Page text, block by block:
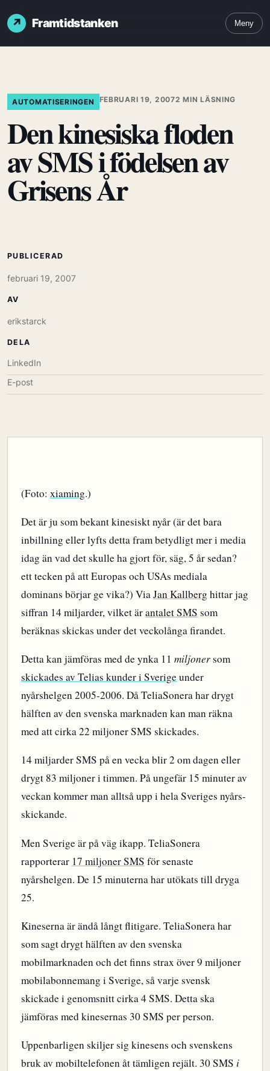
Framtidstanken Meny
AUTOMATISERINGEN FEBRUARI 19, 20072 MIN LÄSNING
Den kinesiska floden
av SMS i födelsen av
Grisens År
(Foto: xiaming.)
Det är ju som bekant kinesiskt nyår (är det bara
inbillning eller lyfts detta fram betydligt mer i media
idag än vad det skulle ha gjort för, säg, 5 år sedan?
ett tecken på att Europas och USAs mediala
dominans börjar ge vika?) ViaJan Kallberg hittar jag
siffran 14 miljarder, vilket ärantalet SMS som
beräknas skickas under det veckolånga firandet.
Detta kan jämföras med de ynka 11 miljonersom
skickades av Telias kunder i Sverigeunder
nyårshelgen 2005-2006. Då TeliaSonera har drygt
hälften av den svenska marknaden kan man räkna
med att cirka 22 miljoner SMS skickades.
14 miljarder SMS på en vecka blir 2 om dagen eller
drygt 83 miljoner i timmen. På ungefär 15 minuter av
veckan kommer man alltså upp i hela Sveriges nyårs-
skickande.
Men Sverige är på väg ikapp. TeliaSonera
rapporterar 17 miljoner SMS för senaste
nyårshelgen. De 15 minuterna har utökats till dryga
25.
Kineserna är ändå långt flitigare. TeliaSonera har
som sagt drygt hälften av den svenska
mobilmarknaden och det finns strax över 9 miljoner
mobilabonnemang i Sverige, så varje svensk
skickade i genomsnitt cirka 4 SMS. Detta ska
jämföras med kinesernas 30 SMS per person.
Uppenbarligen skiljer sig kinesens och svenskens
bruk av mobiltelefonen åt tämligen rejält. 30 SMS i
PUBLICERAD
februari 19, 2007
AV
erikstarck
DELA
LinkedIn
E-post